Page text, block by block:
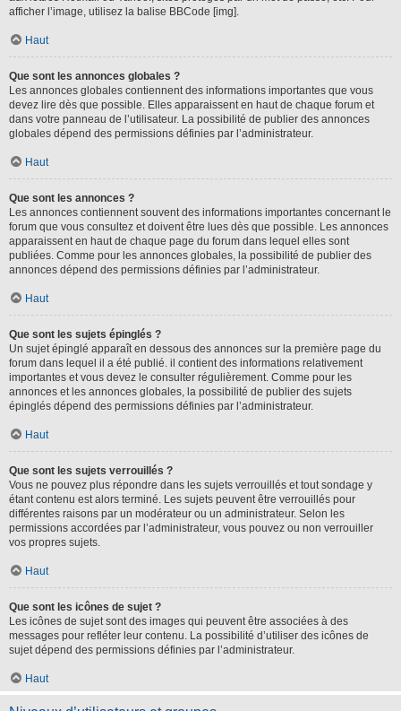
afficher l’image, utilisez la balise BBCode [img].
Haut
Que sont les annonces globales ?
Les annonces globales contiennent des informations importantes que vous
devez lire dès que possible. Elles apparaissent en haut de chaque forum et
dans votre panneau de l’utilisateur. La possibilité de publier des annonces
globales dépend des permissions définies par l’administrateur.
Haut
Que sont les annonces ?
Les annonces contiennent souvent des informations importantes concernant le
forum que vous consultez et doivent être lues dès que possible. Les annonces
apparaissent en haut de chaque page du forum dans lequel elles sont
publiées. Comme pour les annonces globales, la possibilité de publier des
annonces dépend des permissions définies par l’administrateur.
Haut
Que sont les sujets épinglés ?
Un sujet épinglé apparaît en dessous des annonces sur la première page du
forum dans lequel il a été publié. il contient des informations relativement
importantes et vous devez le consulter régulièrement. Comme pour les
annonces et les annonces globales, la possibilité de publier des sujets
épinglés dépend des permissions définies par l’administrateur.
Haut
Que sont les sujets verrouillés ?
Vous ne pouvez plus répondre dans les sujets verrouillés et tout sondage y
étant contenu est alors terminé. Les sujets peuvent être verrouillés pour
différentes raisons par un modérateur ou un administrateur. Selon les
permissions accordées par l’administrateur, vous pouvez ou non verrouiller
vos propres sujets.
Haut
Que sont les icônes de sujet ?
Les icônes de sujet sont des images qui peuvent être associées à des
messages pour refléter leur contenu. La possibilité d’utiliser des icônes de
sujet dépend des permissions définies par l’administrateur.
Haut